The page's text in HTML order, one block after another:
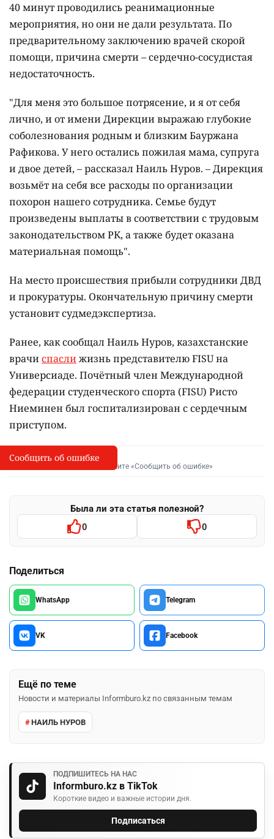
40 минут проводились реанимационные
мероприятия, но они не дали результата. По
предварительному заключению врачей скорой
помощи, причина смерти – сердечно-сосудистая
недостаточность.
"Для меня это большое потрясение, и я от себя
лично, и от имени Дирекции выражаю глубокие
соболезнования родным и близким Бауржана
Рафикова. У него остались пожилая мама, супруга
и двое детей, – рассказал Наиль Нуров. – Дирекция
возьмёт на себя все расходы по организации
похорон нашего сотрудника. Семье будут
произведены выплаты в соответствии с трудовым
законодательством РК, а также будет оказана
материальная помощь".
На место происшествия прибыли сотрудники ДВД
и прокуратуры. Окончательную причину смерти
установит судмедэкспертиза.
Ранее, как сообщал Наиль Нуров, казахстанские
врачиспаслижизнь представителю FISU на
Универсиаде. Почётный член Международной
федерации студенческого спорта (FISU) Ристо
Ниеминен был госпитализирован с сердечным
приступом.
I
Сообщить об опечатке
Выделите фрагмент и нажмите «Сообщить об ошибке»
Была ли эта статья полезной?
0 0
Поделиться
WhatsApp Telegram
VK Facebook
Ещё по теме
Новости и материалы Informburo.kz по связанным темам
НАИЛЬ НУРОВ
ПОДПИШИТЕСЬ НА НАС
Informburo.kz в TikTok
Короткие видео и важные истории дня.
Подписаться
Сообщить об ошибке